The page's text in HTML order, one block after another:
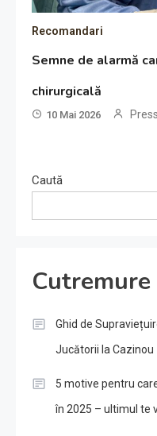
Recomandari
Semne de alarmă
chirurgicală
10 Mai 2026 Press
Caută
Cutremure
Ghid de
Jucătorii la Cazinou
5 motive pentru
în 2025 – ultimul te